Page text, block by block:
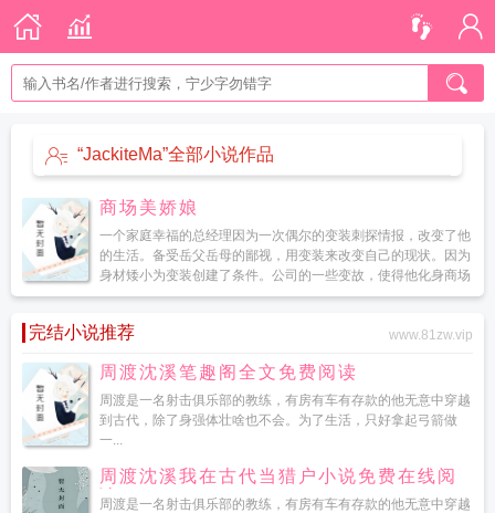
“JackiteMa”全部小说作品
商场美娇娘
一个家庭幸福的总经理因为一次偶尔的变装刺探情报，改变了他
的生活。备受岳父岳母的鄙视，用变装来改变自己的现状。因为
身材矮小为变装创建了条件。公司的一些变故，使得他化身商场
美娇娘，女装夺回妻子的家族公司，与妻子一同面对舅父和高富
完结小说推荐 www.81zw.vip
周渡沈溪笔趣阁全文免费阅读
周渡是一名射击俱乐部的教练，有房有车有存款的他无意中穿越
到古代，除了身强体壮啥也不会。为了生活，只好拿起弓箭做
一...
周渡沈溪我在古代当猎户小说免费在线阅
读
周渡是一名射击俱乐部的教练，有房有车有存款的他无意中穿越